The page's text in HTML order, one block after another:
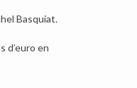
Basquiat.
d’euro en